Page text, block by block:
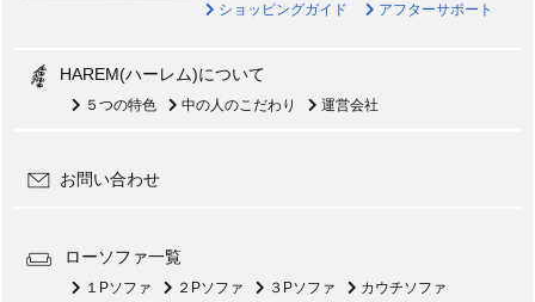
ショッピングガイド
アフターサポート
HAREM(ハーレム)について
５つの特色 中の人のこだわり 運営会社
お問い合わせ
ローソファ一覧
１Pソファ ２Pソファ ３Pソファ カウチソファ